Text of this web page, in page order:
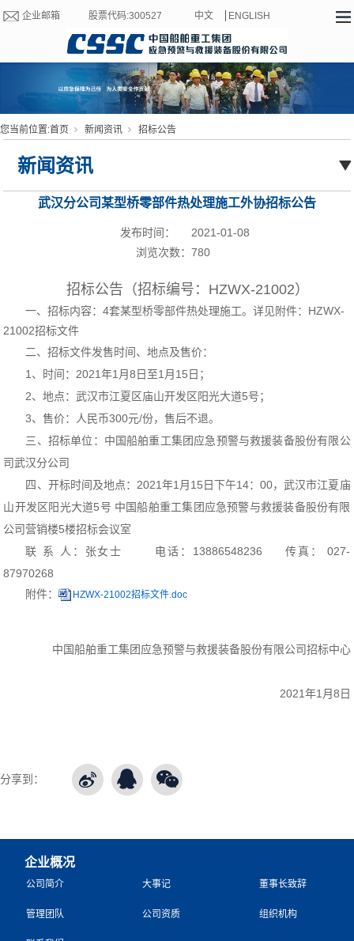
企业邮箱 股票代码:300527 中文 ENGLISH
您当前位置:首页 新闻资讯 招标公告
新闻资讯
武汉分公司某型桥零部件热处理施工外协招标公告
（HZWX-21002）
2021-01-08
发布时间：
浏览次数： 780
招标公告（招标编号：HZWX-21002）
一、招标内容：4套某型桥零部件热处理施工。详见附件： HZWX-
21002招标文件
二、招标文件发售时间、地点及售价：
1、时间：2021年1月8日至1月15日；
2、地点：武汉市江夏区庙山开发区阳光大道5号；
3、售价：人民币300元/份，售后不退。
三、招标单位：中国船舶重工集团应急预警与救援装备股份有限公
司武汉分公司
四、开标时间及地点：2021年1月15日下午14：00，武汉市江夏庙
山开发区阳光大道5号 中国船舶重工集团应急预警与救援装备股份有限
公司营销楼5楼招标会议室
联 系 人：张女士 电话：13886548236 传真： 027-
87970268
附件：
HZWX-21002招标文件 .doc
中国船舶重工集团应急预警与救援装备股份有限公司招标中心
2021年1月8日
分享到：
企业概况
公司简介 大事记 董事长致辞
管理团队 公司资质 组织机构